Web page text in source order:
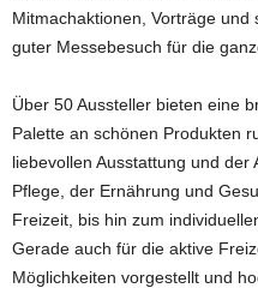
Mitmachaktionen, Vorträge
guter Messebesuch für die
Über 50 Aussteller bieten eine
Palette an schönen Produkten
liebevollen Ausstattung und
Pflege, der Ernährung und
Freizeit, bis hin zum
Gerade auch für die aktive
Möglichkeiten vorgestellt und